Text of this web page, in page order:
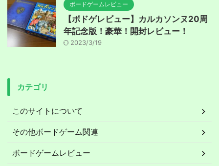
ボードゲームレビュー
【ボドゲレビュー】カルカソンヌ20周
年記念版！豪華！開封レビュー！
2023/3/19
カテゴリ
このサイトについて
その他ボードゲーム関連
ボードゲームレビュー